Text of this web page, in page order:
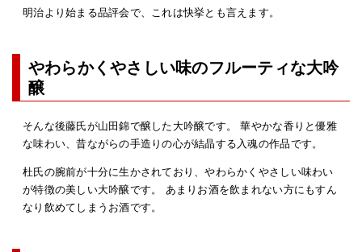
明治より始まる品評会で、これは快挙とも言えます。
やわらかくやさしい味のフルーティな大吟
醸
そんな後藤氏が山田錦で醸した大吟醸です。 華やかな香りと優雅
な味わい、昔ながらの手造りの心が結晶する入魂の作品です。
杜氏の腕前が十分に生かされており、やわらかくやさしい味わい
が特徴の美しい大吟醸です。 あまりお酒を飲まれない方にもすん
なり飲めてしまうお酒です。